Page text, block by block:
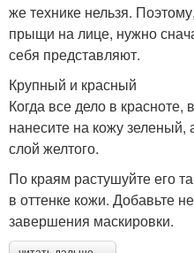
же технике нельзя.
прыщи на лице, нужно
себя представляют.
Крупный и красный
Когда все дело в
нанесите на кожу
слой желтого.
По краям растушуйте его
в оттенке кожи. Добавьте
завершения маскировки.